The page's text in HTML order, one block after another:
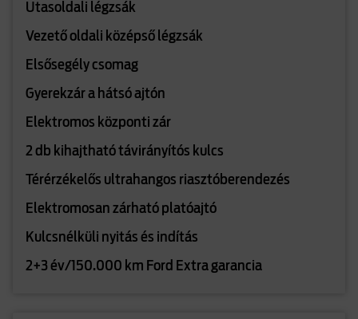
Utasoldali légzsák
Vezető oldali középső légzsák
Elsősegély csomag
Gyerekzár a hátsó ajtón
Elektromos központi zár
2 db kihajtható távirányítós kulcs
Térérzékelős ultrahangos riasztóberendezés
Elektromosan zárható platóajtó
Kulcsnélküli nyitás és indítás
2+3 év/150.000 km Ford Extra garancia